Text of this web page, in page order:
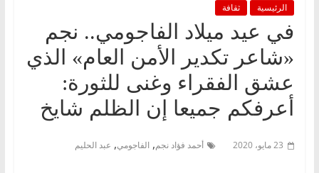
الرئيسية ثقافة
في عيد ميلاد الفاجومي.. نجم
«شاعر تكدير الأمن العام» الذي
عشق الفقراء وغنى للثورة:
أعرفكم جميعا إن الظلم شايخ
23 مايو، 2020 أحمد فؤاد نجم, الفاجومي, عبد الحليم